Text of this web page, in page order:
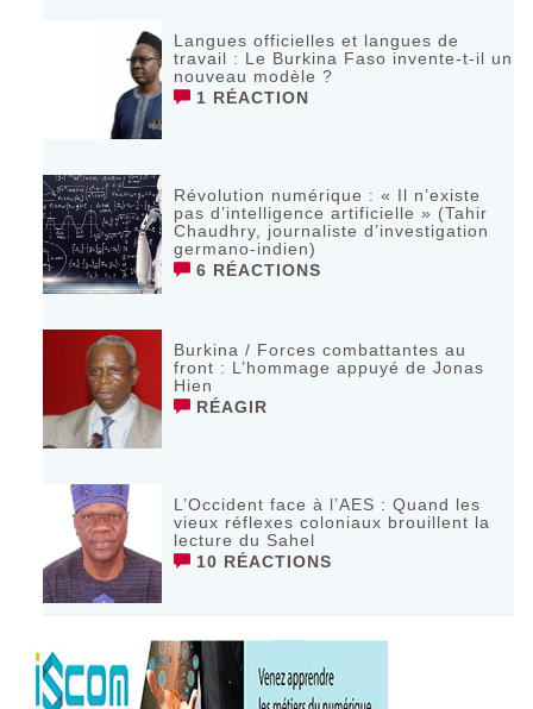
Langues officielles et langues de
travail : Le Burkina Faso invente-t-il un
nouveau modèle ?
1 RÉACTION
Révolution numérique : « Il n’existe
pas d’intelligence artificielle » (Tahir
Chaudhry, journaliste d’investigation
germano-indien)
6 RÉACTIONS
Burkina / Forces combattantes au
front : L’hommage appuyé de Jonas
Hien
RÉAGIR
L’Occident face à l’AES : Quand les
vieux réflexes coloniaux brouillent la
lecture du Sahel
10 RÉACTIONS